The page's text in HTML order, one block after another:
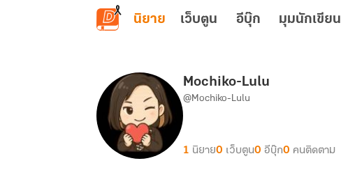
ข้ามไปยังเนื้อหาหลัก
นิยาย เว็บตูน อีบุ๊ก มุมนักเขียน
Mochiko-Lulu
@Mochiko-Lulu
1 นิยาย0 เว็บตูน0 อีบุ๊ก0 คนติดตาม